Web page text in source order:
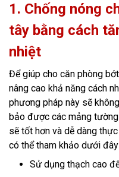
1. Chống nóng
tây bằng cách
nhiệt
Để giúp cho căn phòng
nâng cao khả năng cách
phương pháp này sẽ
bảo được các mảng
sẽ tốt hơn và dễ dàng
có thể tham khảo dưới
Sử dụng thạch cao